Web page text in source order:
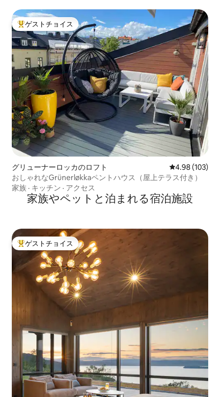
大好評のゲストチョイスです。
ゲストチョイス
グリューナーロッカのロフト レビュー103
4.98 (103)
おしゃれなGrünerløkkaペントハウス（屋上テラス付き）
家族 · キッチン · アクセス
家族やペットと泊まれる宿泊施設
大好評のゲストチョイスです。
ゲストチョイス